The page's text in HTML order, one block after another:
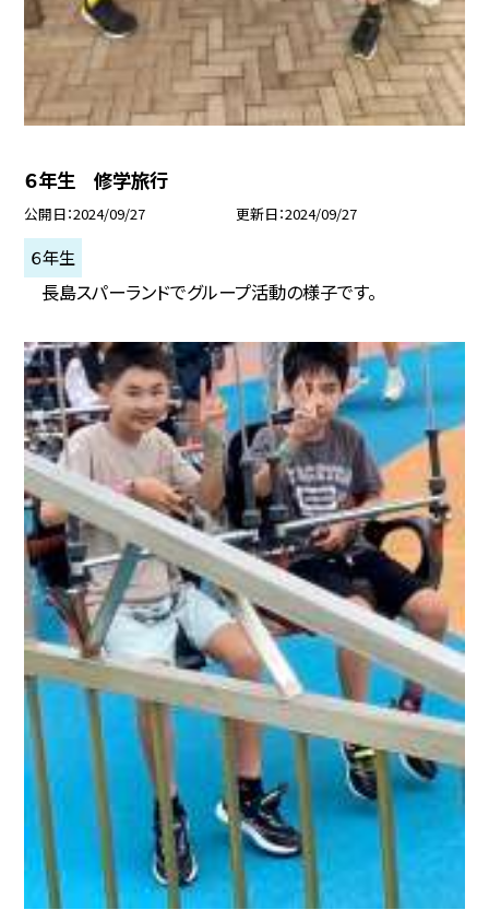
６年生 修学旅行
公開日 2024/09/27 更新日 2024/09/27
６年生
長島スパーランドでグループ活動の様子です。